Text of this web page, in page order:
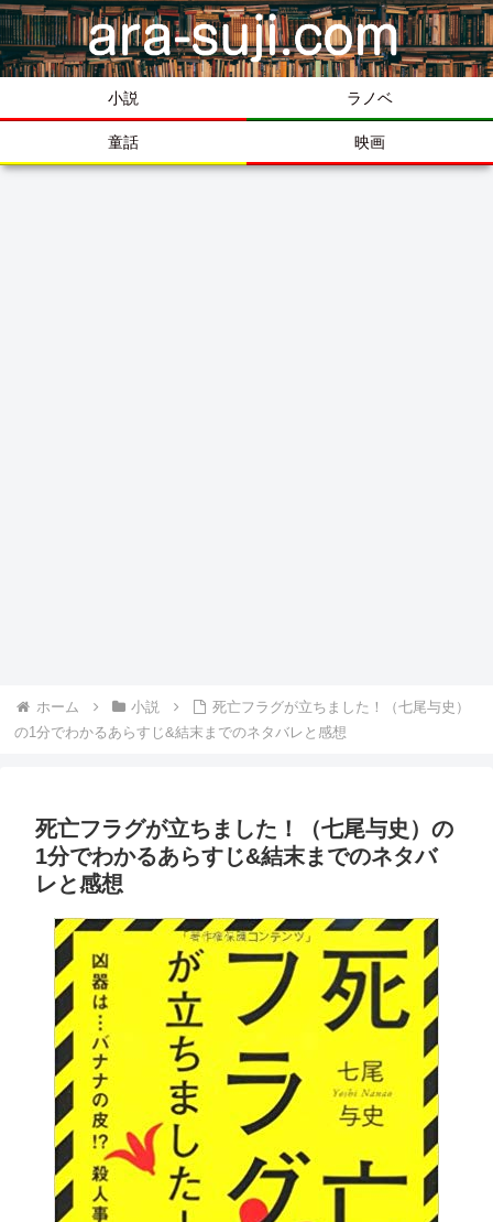
小説 ラノベ
童話 映画
ホーム 小説
死亡フラグが立ちました！（七尾与史）
の1分でわかるあらすじ&結末までのネタバレと感想
死亡フラグが立ちました！（七尾与史）の
1分でわかるあらすじ&結末までのネタバ
レと感想